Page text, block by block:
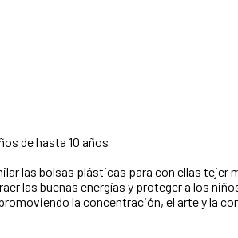
de hasta 10 años
las bolsas plásticas para con ellas tejer
las buenas energías y proteger a los
la concentración, el arte y la